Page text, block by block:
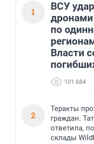
1
ВСУ
по
Власти
101 684
2
Теракты
граждан.
ответила,
склады